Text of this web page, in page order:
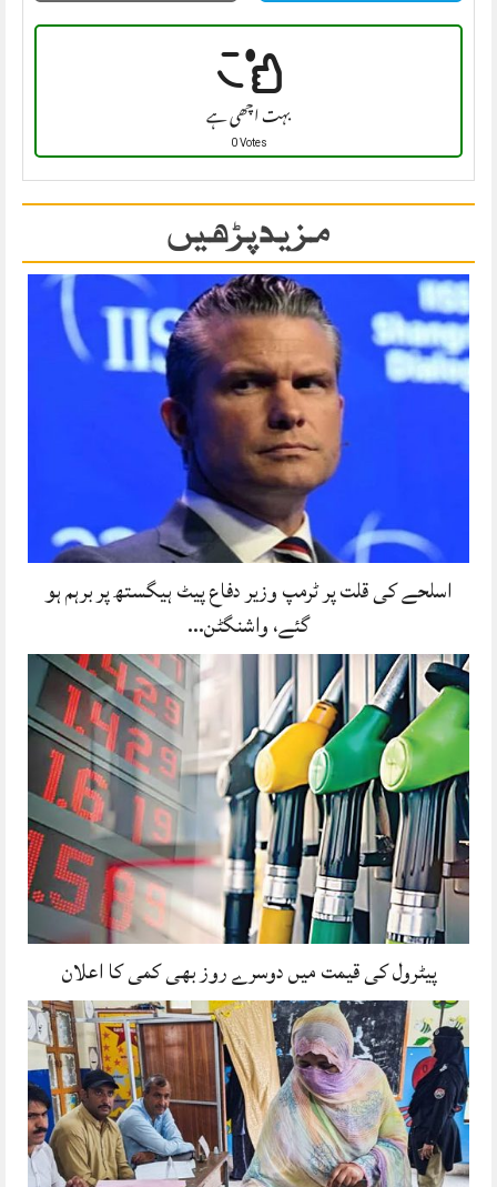
بہت اچھی ہے
0 Votes
مزید پڑھیں
اسلحے کی قلت پر ٹرمپ وزیر دفاع پیٹ ہیگستھ پر برہم ہو
گئے، واشنگٹن…
پیٹرول کی قیمت میں دوسرے روز بھی کمی کا اعلان